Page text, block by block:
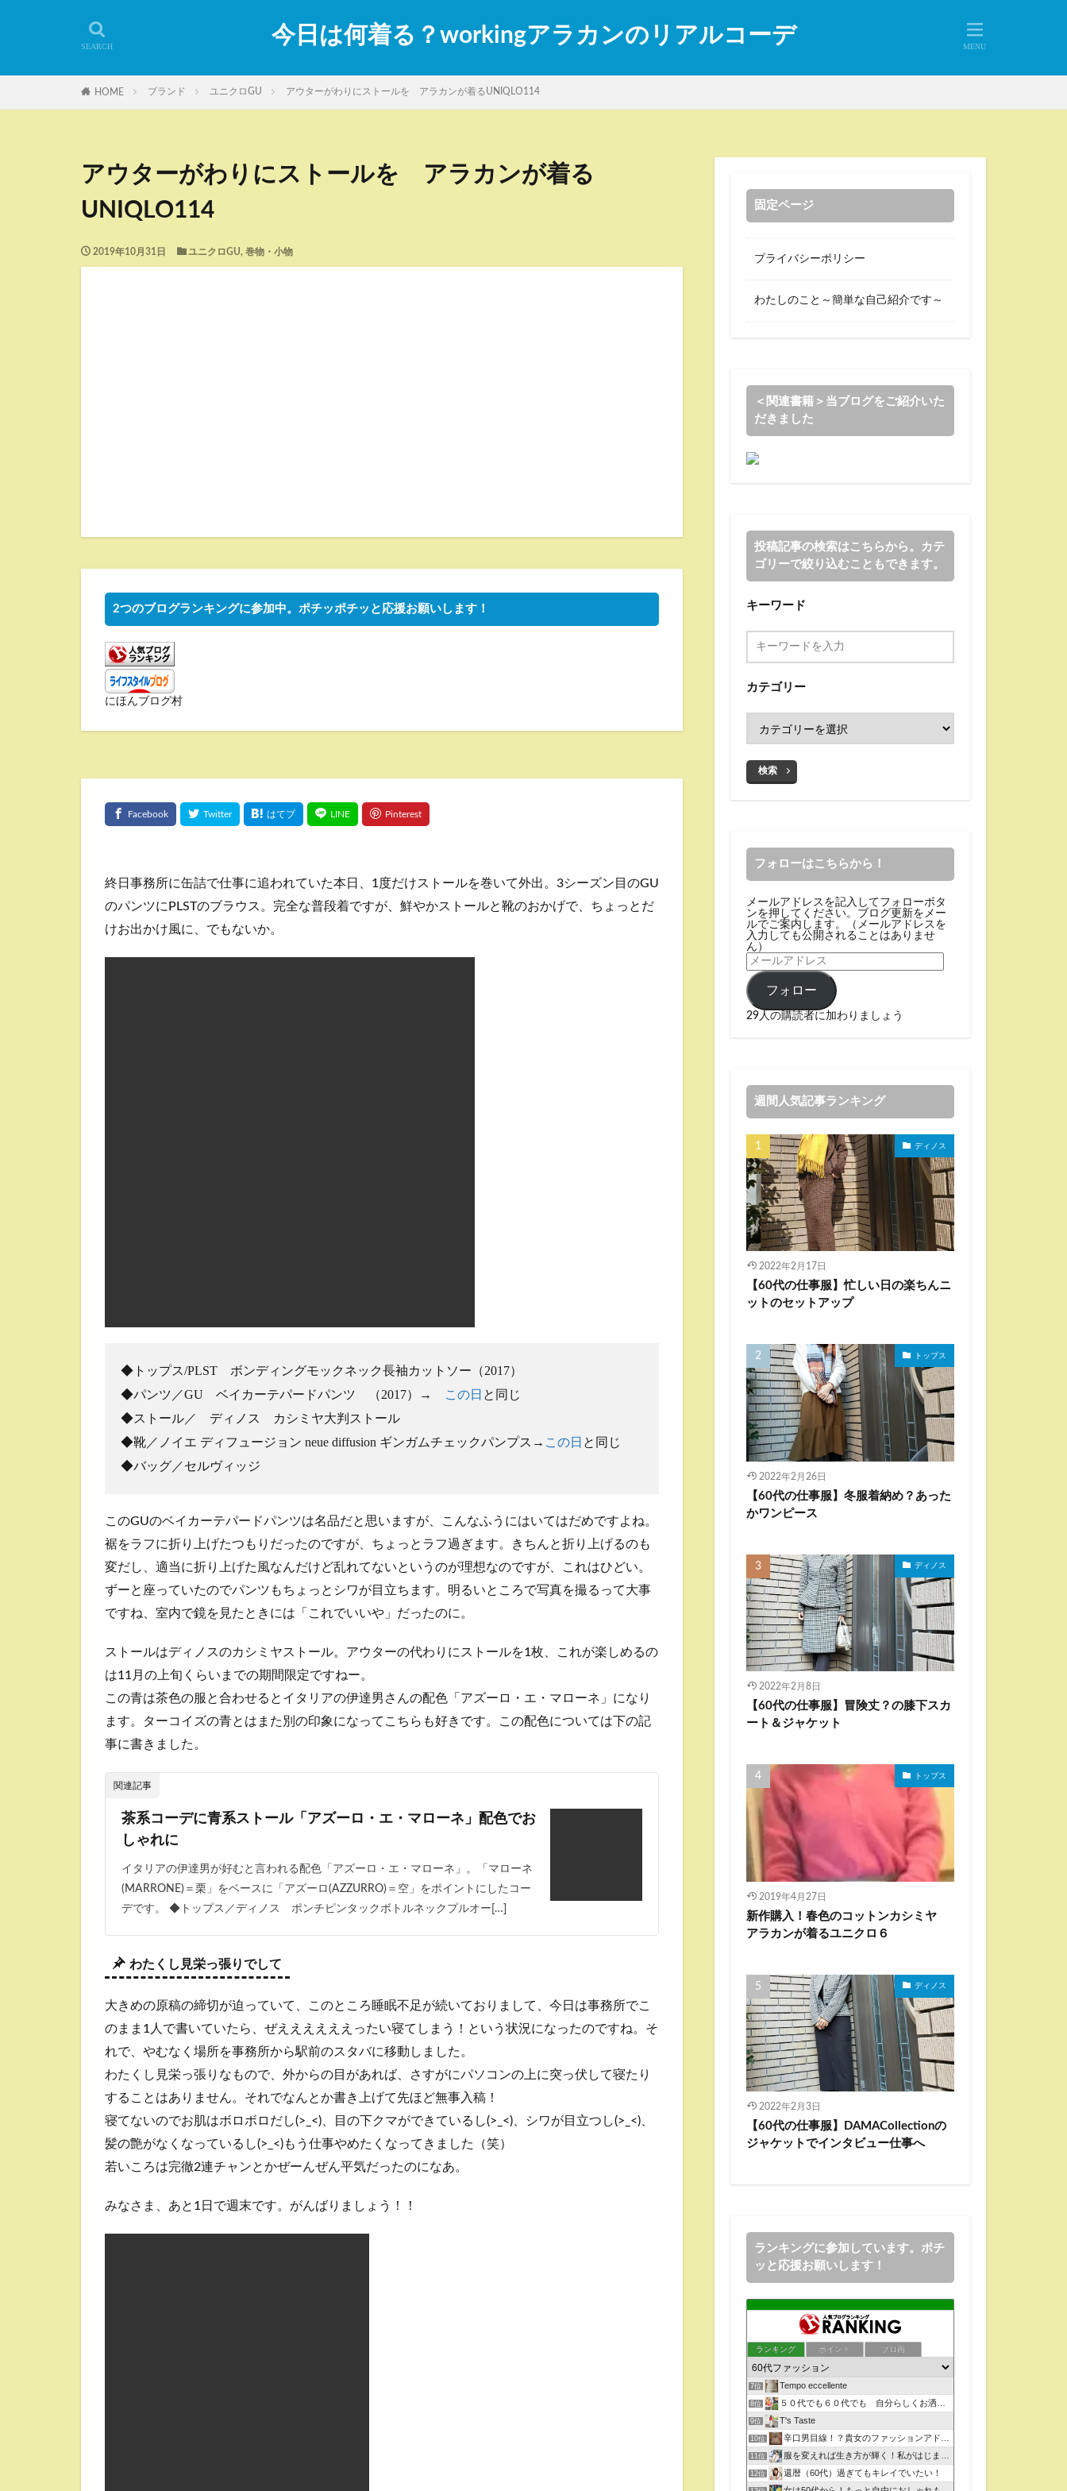
今日は何着る？workingアラカンのリアルコーデ
HOME ブランド ユニクロGU アウターがわりにストールを アラカンが着るUNIQLO114
アウターがわりにストールを アラカンが着る
UNIQLO114
2019年10月31日 ユニクロGU, 巻物・小物
2つのブログランキングに参加中。ポチッポチッと応援お願いします！
にほんブログ村
終日事務所に缶詰で仕事に追われていた本日、1度だけストールを巻いて外出。3シーズン目のGU
のパンツにPLSTのブラウス。完全な普段着ですが、鮮やかストールと靴のおかげで、ちょっとだ
けお出かけ風に、でもないか。
◆トップス/PLST ボンディングモックネック長袖カットソー（2017）
◆パンツ／GU ベイカーテパードパンツ （2017）→
この日 と同じ
◆ストール／ ディノス カシミヤ大判ストール
◆靴／ノイエ ディフュージョン neue diffusion ギンガムチェックパンプス→ この日 と同じ
◆バッグ／セルヴィッジ
このGUのベイカーテパードパンツは名品だと思いますが、こんなふうにはいてはだめですよね。
裾をラフに折り上げたつもりだったのですが、ちょっとラフ過ぎます。きちんと折り上げるのも
変だし、適当に折り上げた風なんだけど乱れてないというのが理想なのですが、これはひどい。
ずーと座っていたのでパンツもちょっとシワが目立ちます。明るいところで写真を撮るって大事
ですね、室内で鏡を見たときには「これでいいや」だったのに。
ストールはディノスのカシミヤストール。アウターの代わりにストールを1枚、これが楽しめるの
は11月の上旬くらいまでの期間限定ですねー。
この青は茶色の服と合わせるとイタリアの伊達男さんの配色「アズーロ・エ・マローネ」になり
ます。ターコイズの青とはまた別の印象になってこちらも好きです。この配色については下の記
事に書きました。
関連記事
茶系コーデに青系ストール「アズーロ・エ・マローネ」配色でお
しゃれに
イタリアの伊達男が好むと言われる配色「アズーロ・エ・マローネ」。「マローネ
(MARRONE)＝栗」をベースに「アズーロ(AZZURRO)＝空」をポイントにしたコー
デです。 ◆トップス／ディノス ポンチピンタックボトルネックプルオー[…]
わたくし見栄っ張りでして
大きめの原稿の締切が迫っていて、このところ睡眠不足が続いておりまして、今日は事務所でこ
のまま1人で書いていたら、ぜええええええったい寝てしまう！という状況になったのですね。そ
れで、やむなく場所を事務所から駅前のスタバに移動しました。
わたくし見栄っ張りなもので、外からの目があれば、さすがにパソコンの上に突っ伏して寝たり
することはありません。それでなんとか書き上げて先ほど無事入稿！
寝てないのでお肌はボロボロだし(>_<)、目の下クマができているし(>_<)、シワが目立つし(>_<)、
髪の艶がなくなっているし(>_<)もう仕事やめたくなってきました（笑）
若いころは完徹2連チャンとかぜーんぜん平気だったのになあ。
みなさま、あと1日で週末です。がんばりましょう！！
固定ページ
プライバシーポリシー
わたしのこと～簡単な自己紹介です～
＜関連書籍＞当ブログをご紹介いた
だきました
投稿記事の検索はこちらから。カテ
ゴリーで絞り込むこともできます。
キーワード
カテゴリー
検索
フォローはこちらから！
メールアドレスを記入してフォローボタ
ンを押してください。ブログ更新をメー
ルでご案内します。（メールアドレスを
入力しても公開されることはありませ
ん）
フォロー
29人の購読者に加わりましょう
週間人気記事ランキング
ディノス
2022年2月17日
【60代の仕事服】忙しい日の楽ちんニ
ットのセットアップ
トップス
2022年2月26日
【60代の仕事服】冬服着納め？あった
かワンピース
ディノス
2022年2月8日
【60代の仕事服】冒険丈？の膝下スカ
ート＆ジャケット
トップス
2019年4月27日
新作購入！春色のコットンカシミヤ
アラカンが着るユニクロ６
ディノス
2022年2月3日
【60代の仕事服】DAMACollectionの
ジャケットでインタビュー仕事へ
ランキングに参加しています。ポチ
ッと応援お願いします！
ランキング ポイント ブロ画
7位 Tempo eccellente
8位 ５０代でも６０代でも 自分らしくお洒落を楽しむコツ
9位 T's Taste
10位 辛口男目線！？貴女のファッションアドバイザー？？
11位 服を変えれば生き方が輝く！私がはじまるファッションコーデ
12位 還暦（60代）過ぎてもキレイでいたい！